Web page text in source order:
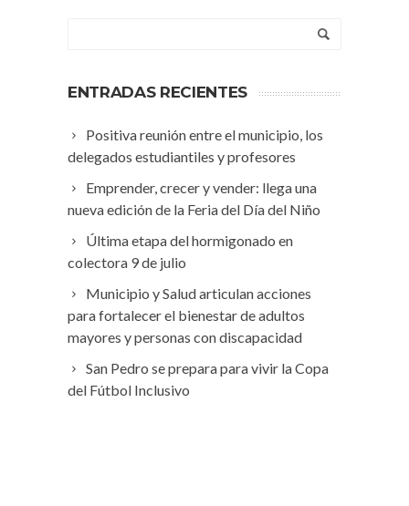
ENTRADAS RECIENTES
Positiva reunión entre el municipio, los
delegados estudiantiles y profesores
Emprender, crecer y vender: llega una
nueva edición de la Feria del Día del Niño
Última etapa del hormigonado en
colectora 9 de julio
Municipio y Salud articulan acciones
para fortalecer el bienestar de adultos
mayores y personas con discapacidad
San Pedro se prepara para vivir la Copa
del Fútbol Inclusivo